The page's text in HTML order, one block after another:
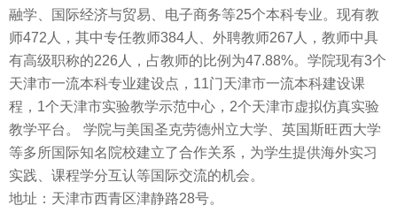
融学、国际经济与贸易、电子商务等25个本科专业。现有教
师472人，其中专任教师384人、外聘教师267人，教师中具
有高级职称的226人，占教师的比例为47.88%。学院现有3个
天津市一流本科专业建设点，11门天津市一流本科建设课
程，1个天津市实验教学示范中心，2个天津市虚拟仿真实验
教学平台。 学院与美国圣克劳德州立大学、英国斯旺西大学
等多所国际知名院校建立了合作关系，为学生提供海外实习
实践、课程学分互认等国际交流的机会。
地址：天津市西青区津静路28号。